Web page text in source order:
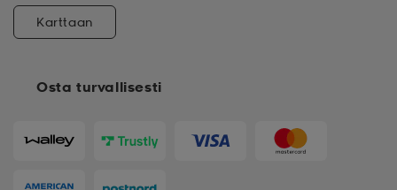
Osta turvallisesti
Karttaan